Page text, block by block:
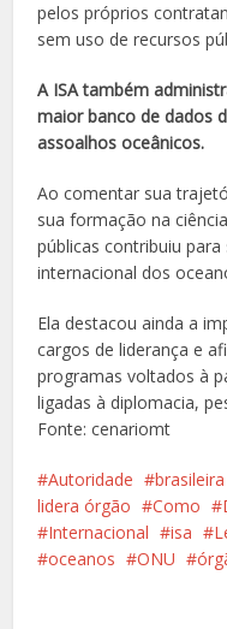
pelos próprios
sem uso de recursos
A ISA também
maior banco de dados
assoalhos oceânicos.
Ao comentar sua
sua formação na
públicas contribuiu
internacional dos
Ela destacou ainda a
cargos de liderança e
programas voltados à
ligadas à diplomacia,
Fonte: cenariomt
Autoridade brasileira
lidera órgão
Como
Internacional
isa
oceanos
ONU